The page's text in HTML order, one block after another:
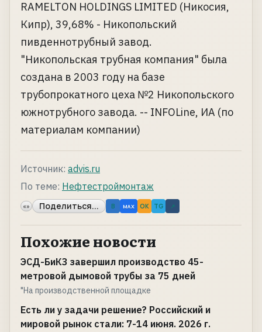
RAMELTON HOLDINGS LIMITED (Никосия,
Кипр), 39,68% - Никопольский
пивденнотрубный завод.
"Никопольская трубная компания" была
создана в 2003 году на базе
трубопрокатного цеха №2 Никопольского
южнотрубного завода. -- INFOLine, ИА (по
материалам компании)
Источник: advis.ru
По теме: Нефтестроймонтаж
«» Поделиться... B MAX OK TG ↗
Похожие новости
ЭСД-БиКЗ завершил производство 45-
метровой дымовой трубы за 75 дней
"На производственной площадке
Есть ли у задачи решение? Российский и
мировой рынок стали: 7-14 июня. 2026 г.